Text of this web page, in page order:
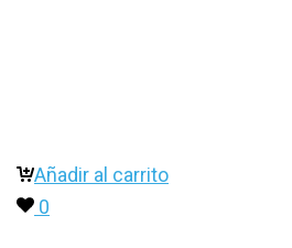
Añadir al carrito
0